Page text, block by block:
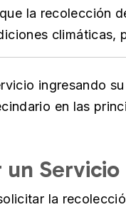
la recolección
climáticas,
ingresando
en las
un Servicio
la